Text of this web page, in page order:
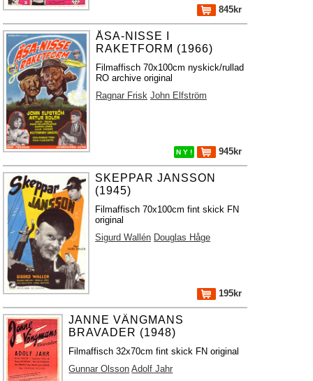
845kr
ÅSA-NISSE I
RAKETFORM (1966)
Filmaffisch 70x100cm nyskick/rullad
RO archive original
Ragnar Frisk John Elfström
N Y ! 945kr
SKEPPAR JANSSON
(1945)
Filmaffisch 70x100cm fint skick FN
original
Sigurd Wallén Douglas Håge
195kr
JANNE VÄNGMANS
BRAVADER (1948)
Filmaffisch 32x70cm fint skick FN original
Gunnar Olsson Adolf Jahr